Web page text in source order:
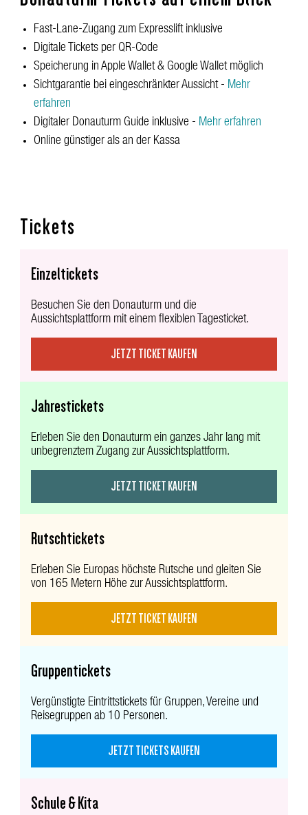
Fast-Lane-Zugang zum Expresslift inklusive
Digitale Tickets per QR-Code
Speicherung in Apple Wallet & Google Wallet möglich
Sichtgarantie bei eingeschränkter Aussicht - Mehr
erfahren
Digitaler Donauturm Guide inklusive - Mehr erfahren
Online günstiger als an der Kassa
Tickets
Einzeltickets
Besuchen Sie den Donauturm und die
Aussichtsplattform mit einem flexiblen Tagesticket.
JETZT TICKET KAUFEN
Jahrestickets
Erleben Sie den Donauturm ein ganzes Jahr lang mit
unbegrenztem Zugang zur Aussichtsplattform.
JETZT TICKET KAUFEN
Rutschtickets
Erleben Sie Europas höchste Rutsche und gleiten Sie
von 165 Metern Höhe zur Aussichtsplattform.
JETZT TICKET KAUFEN
Gruppentickets
Vergünstigte Eintrittstickets für Gruppen, Vereine und
Reisegruppen ab 10 Personen.
JETZT TICKETS KAUFEN
Schule & Kita